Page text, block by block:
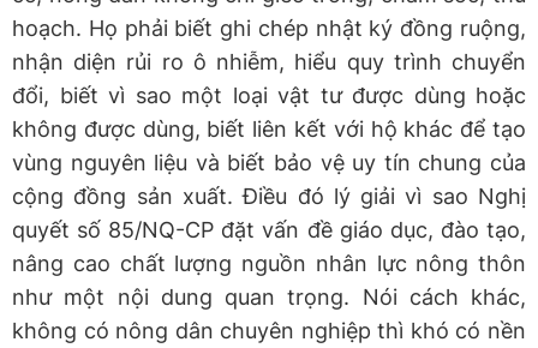
hoạch. Họ phải biết ghi chép nhật ký đồng ruộng,
nhận diện rủi ro ô nhiễm, hiểu quy trình chuyển
đổi, biết vì sao một loại vật tư được dùng hoặc
không được dùng, biết liên kết với hộ khác để tạo
vùng nguyên liệu và biết bảo vệ uy tín chung của
cộng đồng sản xuất. Điều đó lý giải vì sao Nghị
quyết số 85/NQ-CP đặt vấn đề giáo dục, đào tạo,
nâng cao chất lượng nguồn nhân lực nông thôn
như một nội dung quan trọng. Nói cách khác,
không có nông dân chuyên nghiệp thì khó có nền